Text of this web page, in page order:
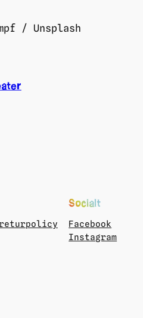
/ Unsplash
Socialt
Facebook
Instagram